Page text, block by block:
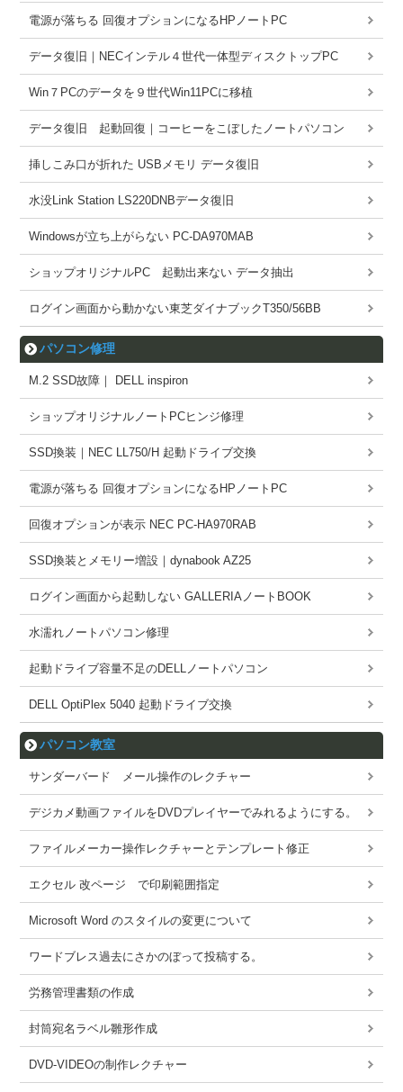
電源が落ちる 回復オプションになるHPノートPC
データ復旧｜NECインテル４世代一体型ディスクトップPC
Win７PCのデータを９世代Win11PCに移植
データ復旧 起動回復｜コーヒーをこぼしたノートパソコン
挿しこみ口が折れた USBメモリ データ復旧
水没Link Station LS220DNBデータ復旧
Windowsが立ち上がらない PC-DA970MAB
ショップオリジナルPC 起動出来ない データ抽出
ログイン画面から動かない東芝ダイナブックT350/56BB
パソコン修理
M.2 SSD故障｜ DELL inspiron
ショップオリジナルノートPCヒンジ修理
SSD換装｜NEC LL750/H 起動ドライブ交換
電源が落ちる 回復オプションになるHPノートPC
回復オプションが表示 NEC PC-HA970RAB
SSD換装とメモリー増設｜dynabook AZ25
ログイン画面から起動しない GALLERIAノートBOOK
水濡れノートパソコン修理
起動ドライブ容量不足のDELLノートパソコン
DELL OptiPlex 5040 起動ドライブ交換
パソコン教室
サンダーバード メール操作のレクチャー
デジカメ動画ファイルをDVDプレイヤーでみれるようにする。
ファイルメーカー操作レクチャーとテンプレート修正
エクセル 改ページ で印刷範囲指定
Microsoft Word のスタイルの変更について
ワードブレス過去にさかのぼって投稿する。
労務管理書類の作成
封筒宛名ラベル雛形作成
DVD-VIDEOの制作レクチャー